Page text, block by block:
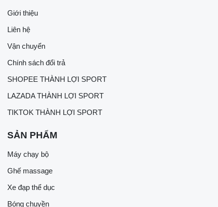
Giới thiệu
Liên hệ
Vận chuyển
Chính sách đổi trả
SHOPEE THÀNH LỢI SPORT
LAZADA THÀNH LỢI SPORT
TIKTOK THÀNH LỢI SPORT
SẢN PHẨM
Máy chạy bộ
Ghế massage
Xe đạp thể dục
Bóng chuyền